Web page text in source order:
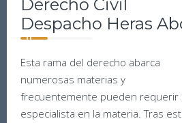
Derecho Civil
Despacho Heras
Esta rama del derecho abarca
numerosas materias y
frecuentemente pueden requerir
especialista en la materia. Tras